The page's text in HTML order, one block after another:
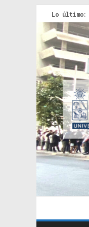
Lo último: